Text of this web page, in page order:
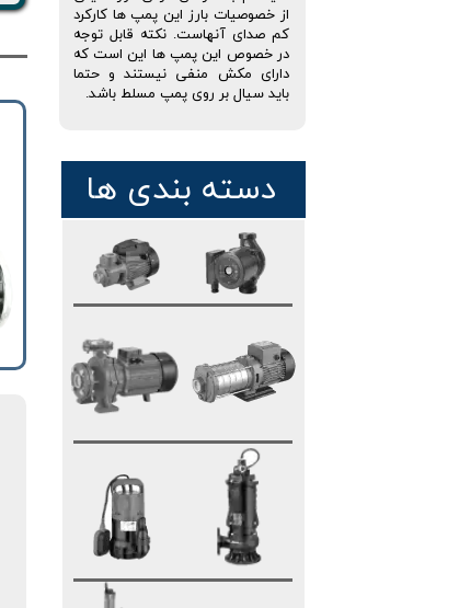
از خصوصیات بارز این پمپ ها کارکرد
کم صدای آنهاست. نکته قابل توجه
در خصوص این پمپ ها این است که
دارای مکش منفی نیستند و حتما
باید سیال بر روی پمپ مسلط باشد.
دسته بندی ها